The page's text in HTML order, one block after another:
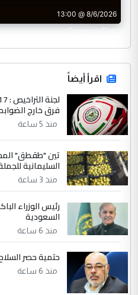
CurrencyRate
اقرأ أيضاً
فرق خارج
منذ 5 ساعة
تين "طقطق"
السليمانية
منذ 3 ساعة
رئيس الوزراء
السعودية
منذ 6 ساعة
حتمية حصر
منذ 6 ساعة